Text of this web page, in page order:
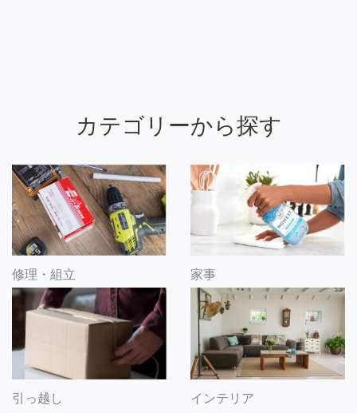
カテゴリーから探す
修理・組立 家事
引っ越し インテリア